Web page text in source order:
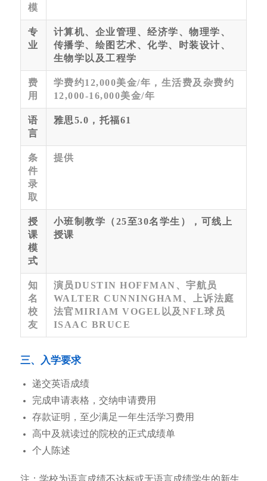
模
专
业
计算机、企业管理、经济学、物理学、
传播学、绘图艺术、化学、时装设计、
生物学以及工程学
费
用
学费约12,000美金/年，生活费及杂费约
12,000-16,000美金/年
语
言
雅思5.0，托福61
条
件
录
取
提供
授
课
模
式
小班制教学（25至30名学生），可线上
授课
知
名
校
友
演员DUSTIN HOFFMAN、宇航员
WALTER CUNNINGHAM、上诉法庭
法官MIRIAM VOGEL以及NFL球员
ISAAC BRUCE
三、入学要求
递交英语成绩
完成申请表格，交纳申请费用
存款证明，至少满足一年生活学习费用
高中及就读过的院校的正式成绩单
个人陈述
注：学校为语言成绩不达标或无语言成绩学生的新生